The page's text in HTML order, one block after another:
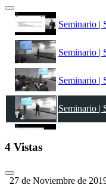
Seminario |
Seminario |
Seminario |
Seminario |
4 Vistas
27 de Noviembre de